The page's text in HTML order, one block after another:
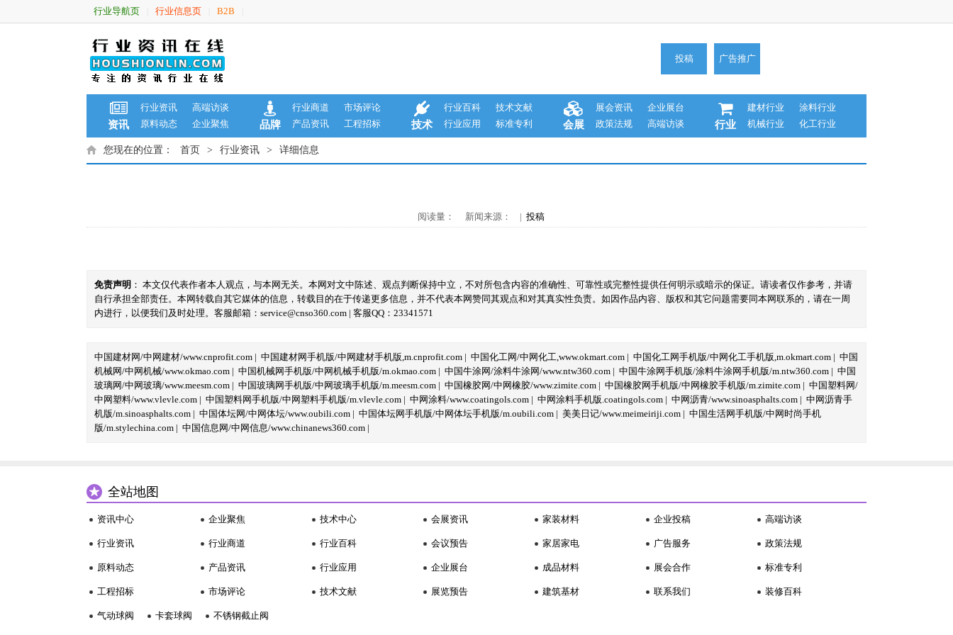
行业导航页 行业信息页 B2B
投稿 广告推广
资讯
行业资讯
高端访谈
原料动态
企业聚焦 品牌
行业商道
市场评论
产品资讯
工程招标 技术
行业百科
技术文献
行业应用
标准专利 会展
展会资讯
企业展台
政策法规
高端访谈 行业
建材行业
涂料行业
机械行业
化工行业
您现在的位置： 首页 > 行业资讯 > 详细信息
阅读量： 新闻来源： | 投稿
免责声明 ： 本文仅代表作者本人观点，与本网无关。本网对文中陈述、观点判断保持中立，不对所包含内容的准确性、可靠性或完整性提供任何明示或暗示的保证。请读者仅作参考，并请
自行承担全部责任。本网转载自其它媒体的信息，转载目的在于传递更多信息，并不代表本网赞同其观点和对其真实性负责。如因作品内容、版权和其它问题需要同本网联系的，请在一周
内进行，以便我们及时处理。客服邮箱：service@cnso360.com | 客服QQ：23341571
中国建材网/中网建材/www.cnprofit.com | 中国建材网手机版/中网建材手机版,m.cnprofit.com | 中国化工网/中网化工,www.okmart.com | 中国化工网手机版/中网化工手机版,m.okmart.com | 中国
机械网/中网机械/www.okmao.com | 中国机械网手机版/中网机械手机版/m.okmao.com | 中国牛涂网/涂料牛涂网/www.ntw360.com | 中国牛涂网手机版/涂料牛涂网手机版/m.ntw360.com | 中国
玻璃网/中网玻璃/www.meesm.com | 中国玻璃网手机版/中网玻璃手机版/m.meesm.com | 中国橡胶网/中网橡胶/www.zimite.com | 中国橡胶网手机版/中网橡胶手机版/m.zimite.com | 中国塑料网/
中网塑料/www.vlevle.com | 中国塑料网手机版/中网塑料手机版/m.vlevle.com | 中网涂料/www.coatingols.com | 中网涂料手机版.coatingols.com | 中网沥青/www.sinoasphalts.com | 中网沥青手
机版/m.sinoasphalts.com | 中国体坛网/中网体坛/www.oubili.com | 中国体坛网手机版/中网体坛手机版/m.oubili.com | 美美日记/www.meimeiriji.com | 中国生活网手机版/中网时尚手机
版/m.stylechina.com | 中国信息网/中网信息/www.chinanews360.com |
全站地图
资讯中心
行业资讯
原料动态
工程招标
企业聚焦
行业商道
产品资讯
市场评论
技术中心
行业百科
行业应用
技术文献
会展资讯
会议预告
企业展台
展览预告
家装材料
家居家电
成品材料
建筑基材
企业投稿
广告服务
展会合作
联系我们
高端访谈
政策法规
标准专利
装修百科
气动球阀 卡套球阀 不锈钢截止阀